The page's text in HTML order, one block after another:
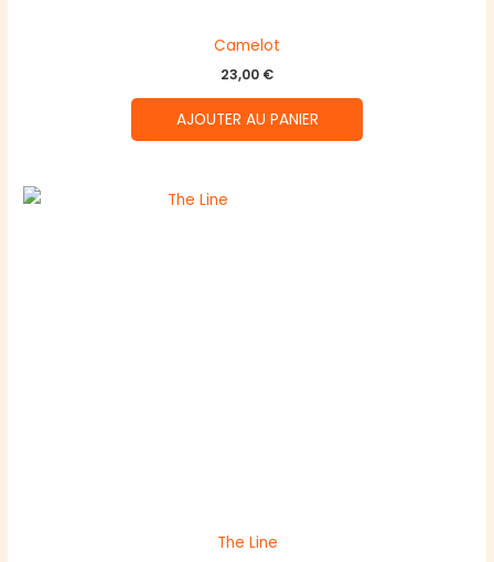
Camelot
23,00 €
AJOUTER AU PANIER
The Line